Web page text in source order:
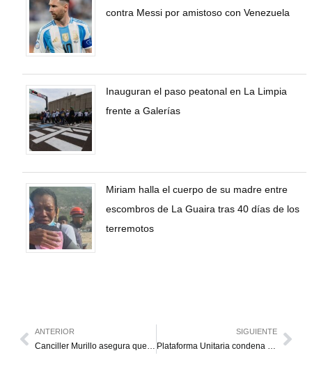
contra Messi por amistoso con Venezuela
Inauguran el paso peatonal en La Limpia
frente a Galerías
Miriam halla el cuerpo de su madre entre
escombros de La Guaira tras 40 días de los
terremotos
ANTERIOR
Canciller Murillo asegura que prefiere que Colombia no asista a toma de posesión de Maduro
SIGUIENTE
Plataforma Unitaria condena la “detención arbitraria” del presidente de PJ en Falcón